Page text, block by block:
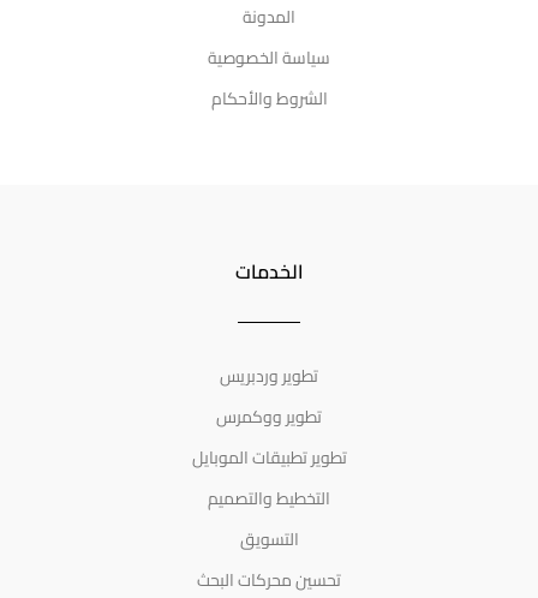
المدونة
سياسة الخصوصية
الشروط والأحكام
الخدمات
تطوير وردبريس
تطوير ووكمرس
تطوير تطبيقات الموبايل
التخطيط والتصميم
التسويق
تحسين محركات البحث